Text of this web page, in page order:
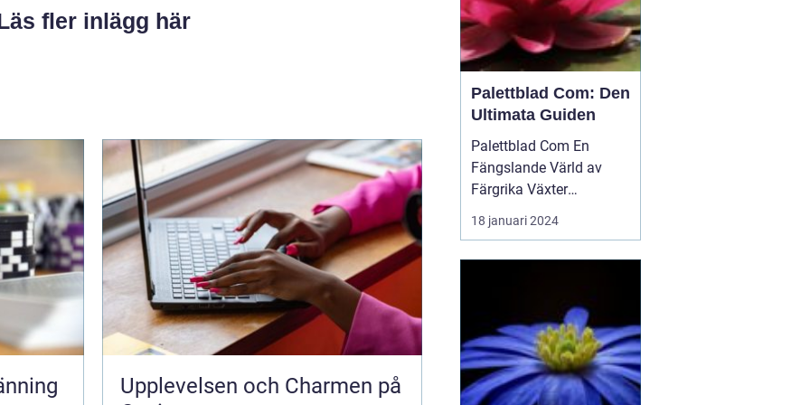
fler inlägg här
Upplevelsen och Charmen på
Palettblad Com: Den
Ultimata Guiden
Palettblad Com En
Fängslande Värld av
Färgrika Växter
Palettblad Com är en
populär webbplats bland
18 januari 2024